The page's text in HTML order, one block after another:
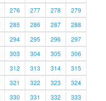
276 277 278
279
285 286 287
288
294 295 296
297
303 304 305
306
312 313 314
315
321 322 323
324
330 331 332 333